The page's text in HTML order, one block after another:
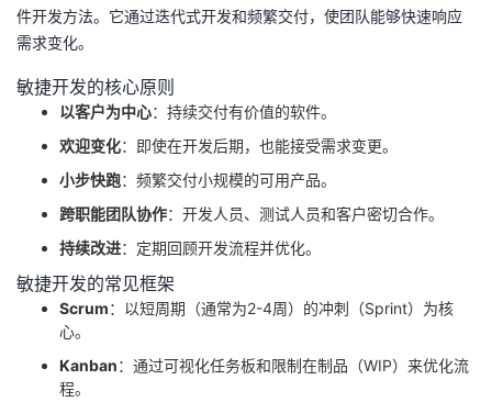
者
学
我
课
的
我
支
持
的
术
我
云
件开发方法。它通过迭代式开发和频繁交付，使团队能够快速响应
需求变化。
敏捷开发的核心原则
以客户为中心：持续交付有价值的软件。
欢迎变化：即使在开发后期，也能接受需求变更。
小步快跑：频繁交付小规模的可用产品。
跨职能团队协作：开发人员、测试人员和客户密切合作。
持续改进：定期回顾开发流程并优化。
敏捷开发的常见框架
Scrum：以短周期（通常为2-4周）的冲刺（Sprint）为核
心。
Kanban：通过可视化任务板和限制在制品（WIP）来优化流
程。